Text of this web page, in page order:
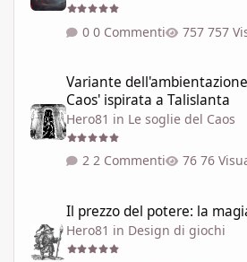
0 Commenti 757
Variante
Caos' ispirata a Talislanta
Hero81 in Le soglie del Caos
2 Commenti 76
Il prezzo del potere: la
Hero81 in Design di giochi